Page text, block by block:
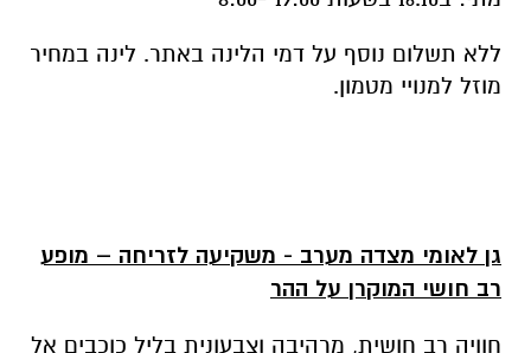
ללא תשלום נוסף על דמי הלינה באתר. לינה במחיר
מוזל למנויי מטמון.
גן לאומי מצדה מערב - משקיעה לזריחה – מופע
רב חושי המוקרן על ההר
חוויה רב חושית, מרהיבה וצבעונית בליל כוכבים אל